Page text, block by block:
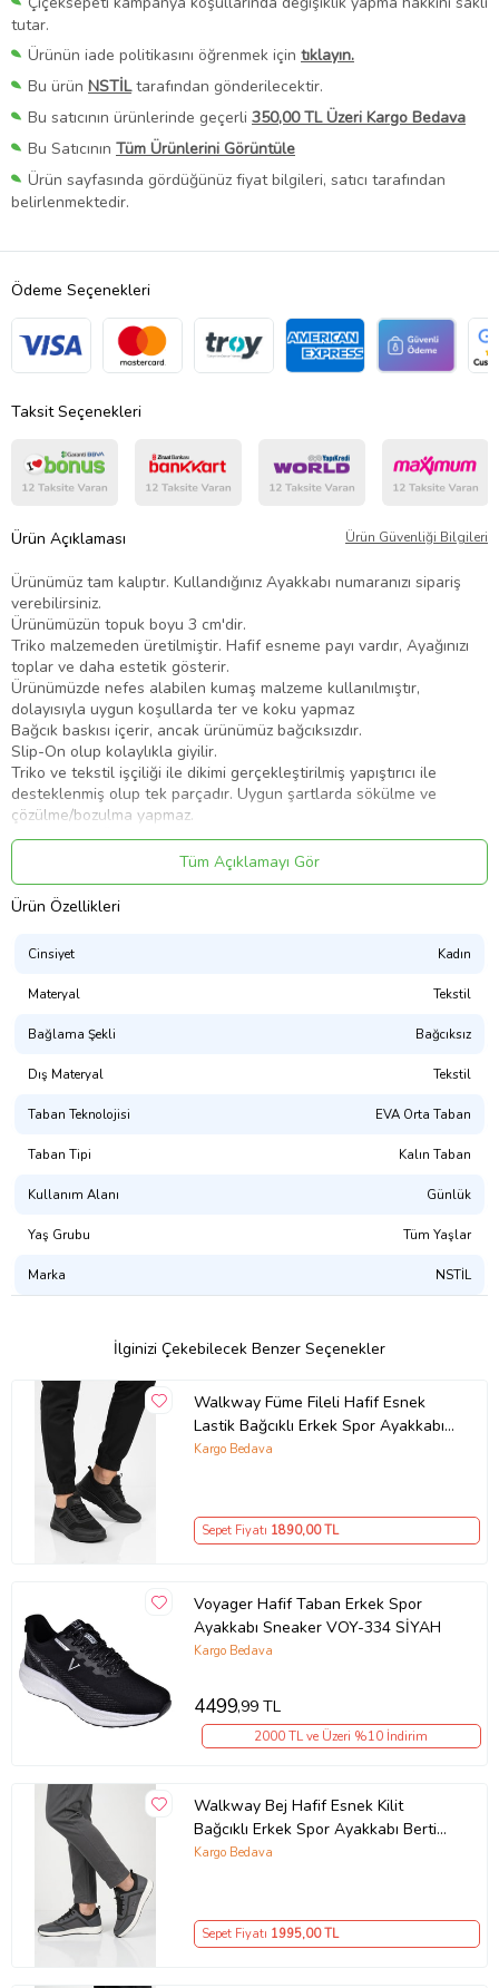
tutar.
Ürünün iade politikasını öğrenmek için tıklayın.
Bu ürün NSTİLtarafından gönderilecektir.
Bu satıcının ürünlerinde geçerli 350,00 TL Üzeri Kargo Bedava
Bu Satıcının Tüm Ürünlerini Görüntüle
Ürün sayfasında gördüğünüz fiyat bilgileri, satıcı tarafından
belirlenmektedir.
Ödeme Seçenekleri
Taksit Seçenekleri
Ürün Açıklaması Ürün Güvenliği Bilgileri
Ürünümüz tam kalıptır. Kullandığınız Ayakkabı numaranızı sipariş
verebilirsiniz.
Ürünümüzün topuk boyu 3 cm'dir.
Triko malzemeden üretilmiştir. Hafif esneme payı vardır, Ayağınızı
toplar ve daha estetik gösterir.
Ürünümüzde nefes alabilen kumaş malzeme kullanılmıştır,
dolayısıyla uygun koşullarda ter ve koku yapmaz
Bağcık baskısı içerir, ancak ürünümüz bağcıksızdır.
Slip-On olup kolaylıkla giyilir.
Triko ve tekstil işçiliği ile dikimi gerçekleştirilmiş yapıştırıcı ile
desteklenmiş olup tek parçadır. Uygun şartlarda sökülme ve
çözülme/bozulma yapmaz.
37 Numaralı Ürünümüzün ayak uzunluğu 24 cm'dir. Her numara da
0,6 cm uzunluğu değişmektedir.
Ürünümüz ince burunludur. Geniş ve Taraklı ayaklara bir numara
büyük almalarını öneririz.
yumuşaklık ve esnekliği sayesinde Ayağınızı ağrıtmaz ve Ayak
sağlığına uygundur. Gönül rahatlığıyla kullanabilirsiniz.
Tüm Açıklamayı Gör
Ürün Özellikleri
Cinsiyet Kadın
Materyal Tekstil
Bağlama Şekli Bağcıksız
Dış Materyal Tekstil
Taban Teknolojisi EVA Orta Taban
Taban Tipi Kalın Taban
Kullanım Alanı Günlük
Yaş Grubu Tüm Yaşlar
Marka NSTİL
İlginizi Çekebilecek Benzer Seçenekler
Walkway Füme Fileli Hafif Esnek
Lastik Bağcıklı Erkek Spor Ayakkabı
Motano M (Siyah-Siyah)
Kargo Bedava
Sepet Fiyatı 1890,00 TL
Voyager Hafif Taban Erkek Spor
Ayakkabı Sneaker VOY-334 SİYAH
Kargo Bedava
4499,99 TL
2000 TL ve Üzeri %10 İndirim
Walkway Bej Hafif Esnek Kilit
Bağcıklı Erkek Spor Ayakkabı Bertina
M
Kargo Bedava
Sepet Fiyatı 1995,00 TL